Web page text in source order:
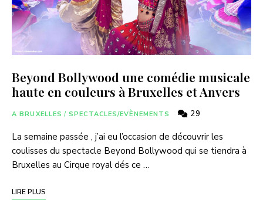
Beyond Bollywood une comédie musicale
haute en couleurs à Bruxelles et Anvers
A BRUXELLES / SPECTACLES/EVÈNEMENTS 29
La semaine passée , j’ai eu l’occasion de découvrir les
coulisses du spectacle Beyond Bollywood qui se tiendra à
Bruxelles au Cirque royal dés ce …
LIRE PLUS